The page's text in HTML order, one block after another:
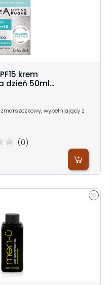
krem
dzień 50ml...
wypełniający z
(0)